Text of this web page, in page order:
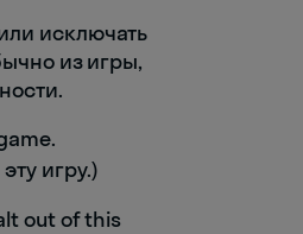
исключать
из игры,
игру.)
out of this